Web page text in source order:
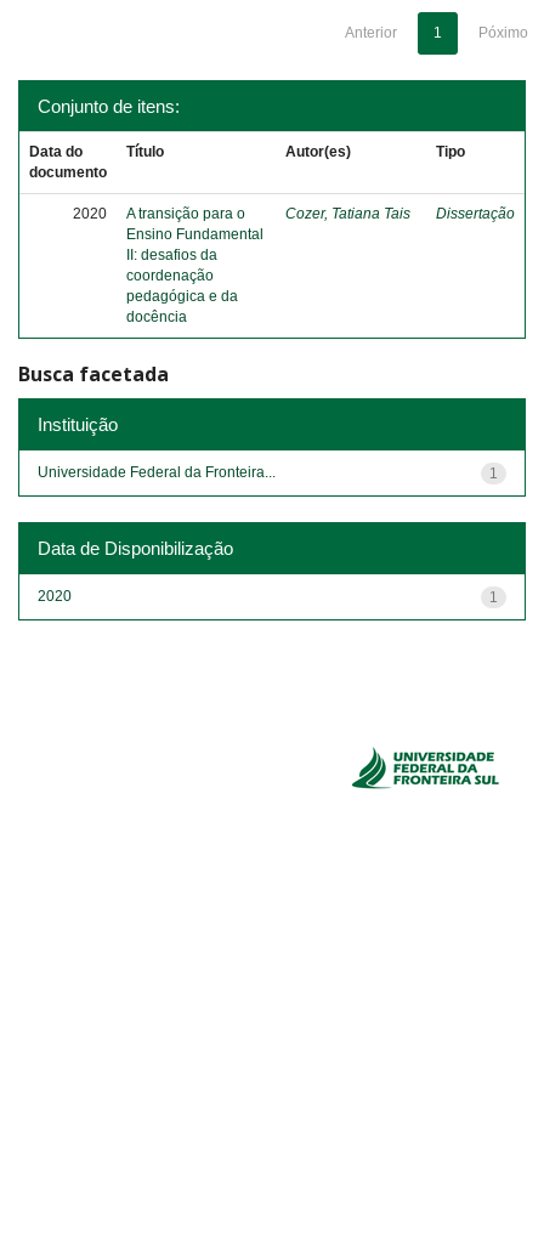
Anterior 1 Póximo
Conjunto de itens:
Data do
documento
Título Autor(es) Tipo
2020
A transição para o
Ensino Fundamental
II: desafios da
coordenação
pedagógica e da
docência
Cozer, Tatiana Tais Dissertação
Busca facetada
Instituição
1
Universidade Federal da Fronteira...
Data de Disponibilização
1
2020